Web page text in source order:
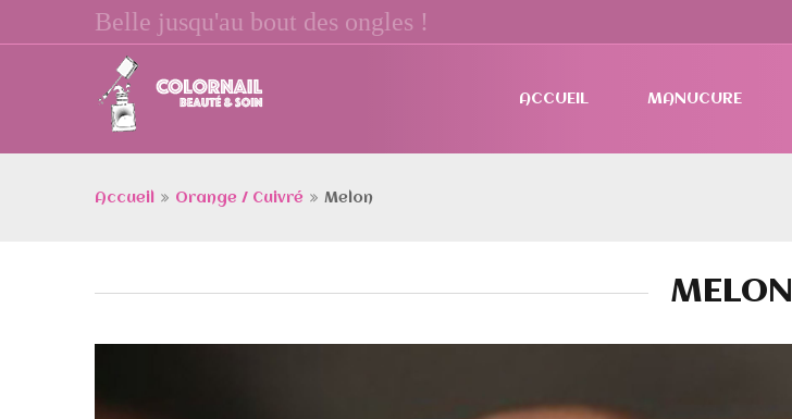
Belle jusqu'au bout des ongles !
ACCUEIL MANUCURE
Accueil Orange / Cuivré Melon
MELON